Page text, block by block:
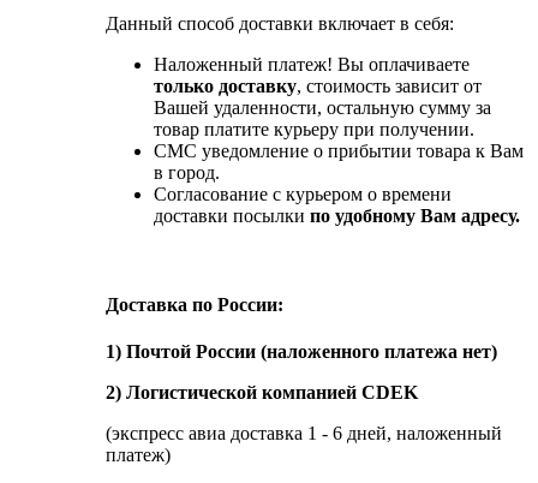
Данный способ доставки включает в себя:
Наложенный платеж! Вы оплачиваете
только доставку, стоимость зависит от
Вашей удаленности, остальную сумму за
товар платите курьеру при получении.
СМС уведомление о прибытии товара к Вам
в город.
Согласование с курьером о времени
доставки посылки по удобному Вам адресу.
Доставка по России:
1) Почтой России (наложенного платежа нет)
2) Логистической компанией CDEK
(экспресс авиа доставка 1 - 6 дней, наложенный
платеж)